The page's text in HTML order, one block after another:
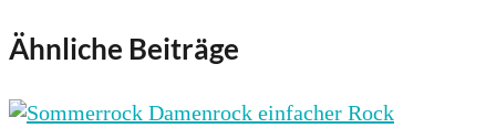
Ähnliche Beiträge